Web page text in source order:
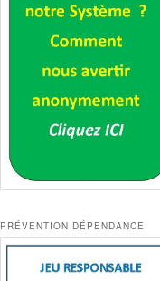
PRÉVENTION DÉPENDANCE